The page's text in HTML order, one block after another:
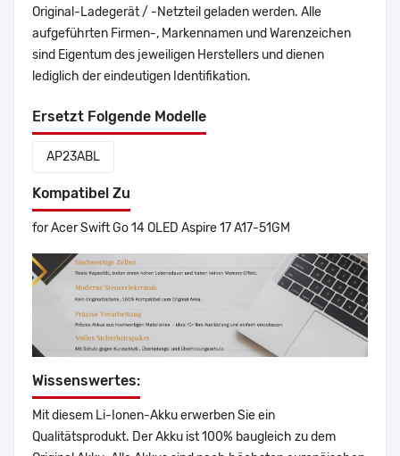
Original-Ladegerät / -Netzteil geladen werden. Alle
aufgeführten Firmen-, Markennamen und Warenzeichen
sind Eigentum des jeweiligen Herstellers und dienen
lediglich der eindeutigen Identifikation.
Ersetzt Folgende Modelle
AP23ABL
Kompatibel Zu
for Acer Swift Go 14 OLED Aspire 17 A17-51GM
Wissenswertes:
Mit diesem Li-Ionen-Akku erwerben Sie ein
Qualitätsprodukt. Der Akku ist 100% baugleich zu dem